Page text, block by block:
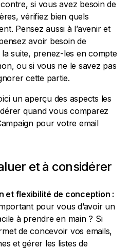
si vous avez besoin de
vérifiez bien quels
Pensez aussi à l’avenir et
avoir besoin de
suite, prenez-les en compte
ou si vous ne le savez pas
cette partie.
un aperçu des aspects les
quand vous comparez
pour votre email
et à considérer
et flexibilité de conception :
pour vous d’avoir un
à prendre en main ? Si
de concevoir vos emails,
et gérer les listes de